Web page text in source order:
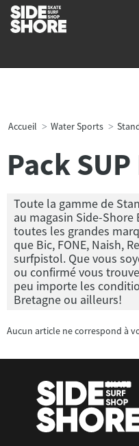
Accueil Water Sports
Pack
Toute la gamme de
au magasin Side-
toutes les grandes
que Bic, FONE, Naish,
surfpistol. Que vous
ou confirmé vous
peu importe les
Bretagne ou ailleurs!
Aucun article ne correspond à